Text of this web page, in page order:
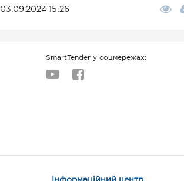
03.09.2024 15:26
SmartTender у соцмережах: